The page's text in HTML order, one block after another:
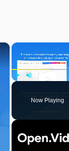
Now Playing
×